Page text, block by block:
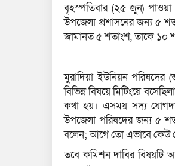
বৃহস্পতিবার (২৫ জুন)
উপজেলা প্রশাসনের জন্য ৫
জামানত ৫ শতাংশ, তাকে ১০
মুরাদিয়া ইউনিয়ন পরিষদের
বিভিন্ন বিষয়ে মিটিংয়ে
কথা হয়। এসময় সদ্য
উপজেলা পরিষদের জন্য ৫
বলেন; আগে তো এভাবে কেউ
তবে কমিশন দাবির বিষয়টি